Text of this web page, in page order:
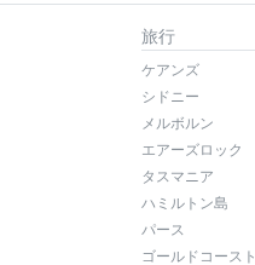
旅行
ケアンズ
シドニー
メルボルン
エアーズロック
タスマニア
ハミルトン島
パース
ゴールドコースト